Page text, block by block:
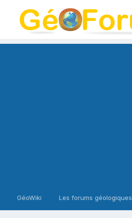
GéoWiki Les forums géologiques